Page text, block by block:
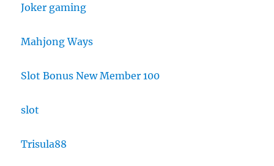
Joker gaming
Mahjong Ways
Slot Bonus New Member 100
slot
Trisula88